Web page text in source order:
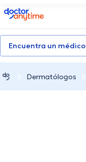
doctoranytime
Encuentra un médico
Dermatólogos